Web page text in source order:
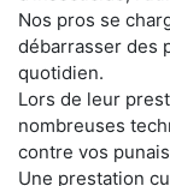
Nos pros se
débarrasser des
quotidien.
Lors de leur
nombreuses
contre vos
Une prestation